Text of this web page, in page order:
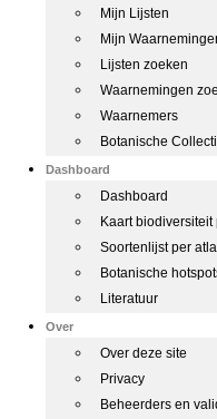
Mijn Lijsten
Mijn
Lijsten zoeken
Waarnemingen
Waarnemers
Botanische
Dashboard
Dashboard
Kaart biodiversiteit
Soortenlijst per
Botanische
Literatuur
Over
Over deze site
Privacy
Beheerders en